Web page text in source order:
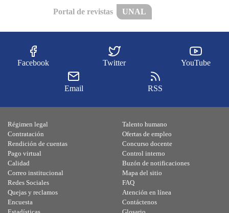
Portal de revistas UNAL
Facebook Twitter YouTube
Email RSS
Régimen legal
Contratación
Rendición de cuentas
Pago virtual
Calidad
Talento humano
Ofertas de empleo
Concurso docente
Control interno
Buzón de notificaciones
Correo institucional
Redes Sociales
Quejas y reclamos
Encuesta
Mapa del sitio
FAQ
Atención en línea
Contáctenos